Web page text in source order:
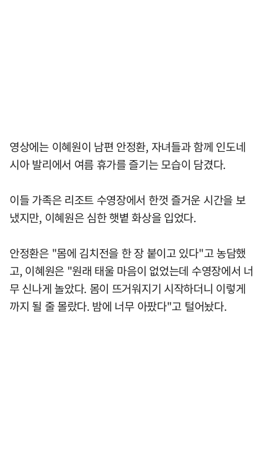
영상에는 이혜원이 남편 안정환, 자녀들과 함께 인도네
시아 발리에서 여름 휴가를 즐기는 모습이 담겼다.
이들 가족은 리조트 수영장에서 한껏 즐거운 시간을 보
냈지만, 이혜원은 심한 햇볕 화상을 입었다.
안정환은 "몸에 김치전을 한 장 붙이고 있다"고 농담했
고, 이혜원은 "원래 태울 마음이 없었는데 수영장에서 너
무 신나게 놀았다. 몸이 뜨거워지기 시작하더니 이렇게
까지 될 줄 몰랐다. 밤에 너무 아팠다"고 털어놨다.